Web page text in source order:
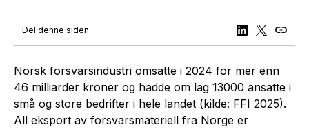
Del denne siden
Norsk forsvarsindustri omsatte i 2024 for mer enn
46 milliarder kroner og hadde om lag 13000 ansatte i
små og store bedrifter i hele landet (kilde: FFI 2025).
All eksport av forsvarsmateriell fra Norge er